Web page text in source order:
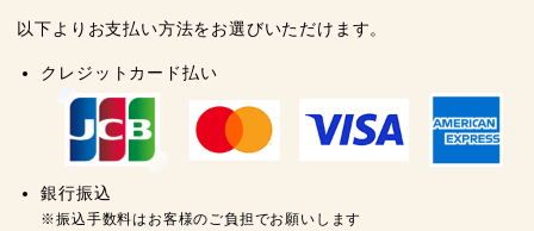
以下よりお支払い方法をお選びいただけます。
クレジットカード払い
銀行振込
※振込手数料はお客様のご負担でお願いします